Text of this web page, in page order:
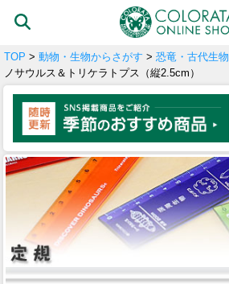
TOP > 動物・生物からさがす > 恐竜・古代生物
ノサウルス＆トリケラトプス（縦2.5cm）